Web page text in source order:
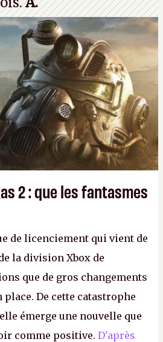
2 : que les fantasmes
de licenciement qui vient de
la division Xbox de
que de gros changements
De cette catastrophe
émerge une nouvelle que
comme positive. D'après